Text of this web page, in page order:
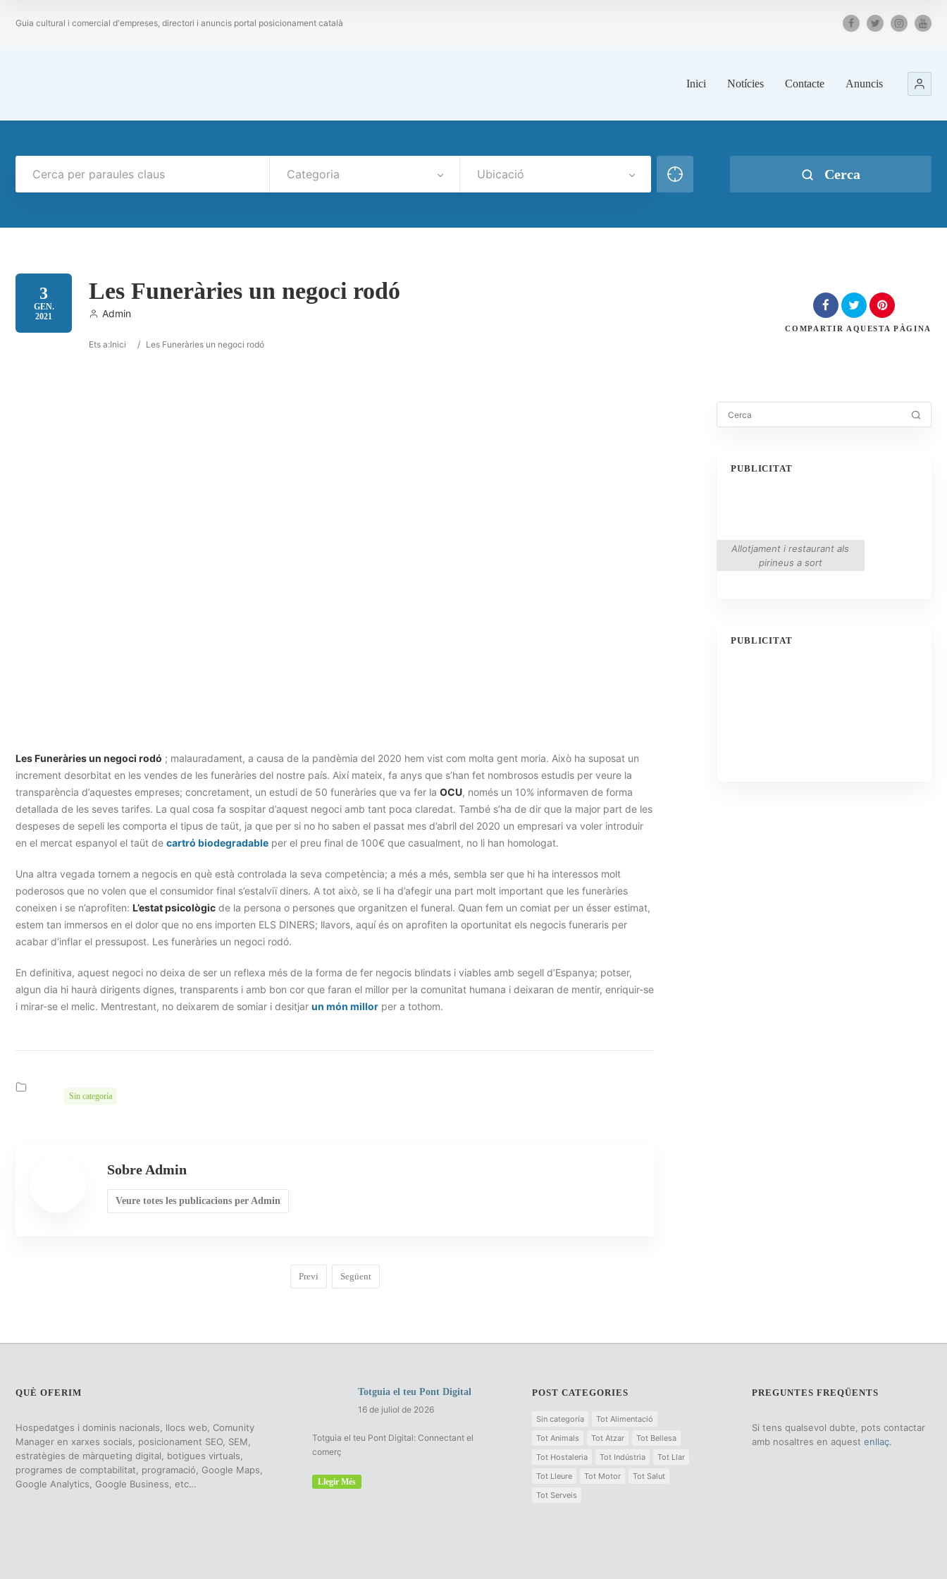
Guia cultural i comercial d'empreses, directori i anuncis portal posicionament català
Inici Notícies Contacte Anuncis
Categoria Ubicació Cerca
3
GEN.
2021
Les Funeràries un negoci rodó
Admin
Ets a:Inici / Les Funeràries un negoci rodó
COMPARTIR AQUESTA PÀGINA
Les Funeràries un negoci rodó ; malauradament, a causa de la pandèmia del 2020 hem vist com molta gent moria. Això ha suposat un
increment desorbitat en les vendes de les funeràries del nostre país. Així mateix, fa anys que s’han fet nombrosos estudis per veure la
transparència d’aquestes empreses; concretament, un estudi de 50 funeràries que va fer la OCU, només un 10% informaven de forma
detallada de les seves tarifes. La qual cosa fa sospitar d’aquest negoci amb tant poca claredat. També s’ha de dir que la major part de les
despeses de sepeli les comporta el tipus de taüt, ja que per si no ho saben el passat mes d’abril del 2020 un empresari va voler introduir
en el mercat espanyol el taüt de cartró biodegradable per el preu final de 100€ que casualment, no li han homologat.
Una altra vegada tornem a negocis en què està controlada la seva competència; a més a més, sembla ser que hi ha interessos molt
poderosos que no volen que el consumidor final s’estalviï diners. A tot això, se li ha d’afegir una part molt important que les funeràries
coneixen i se n’aprofiten: L’estat psicològic de la persona o persones que organitzen el funeral. Quan fem un comiat per un ésser estimat,
estem tan immersos en el dolor que no ens importen ELS DINERS; llavors, aquí és on aprofiten la oportunitat els negocis funeraris per
acabar d’inflar el pressupost. Les funeràries un negoci rodó.
En definitiva, aquest negoci no deixa de ser un reflexa més de la forma de fer negocis blindats i viables amb segell d’Espanya; potser,
algun dia hi haurà dirigents dignes, transparents i amb bon cor que faran el millor per la comunitat humana i deixaran de mentir, enriquir-se
i mirar-se el melic. Mentrestant, no deixarem de somiar i desitjar un món millor per a tothom.
Sin categoría
Sobre Admin
Veure totes les publicacions per Admin
Previ Següent
PUBLICITAT
Allotjament i restaurant als
pirineus a sort
PUBLICITAT
QUÈ OFERIM
Hospedatges i dominis nacionals, llocs web, Comunity
Manager en xarxes socials, posicionament SEO, SEM,
estratègies de màrqueting digital, botigues virtuals,
programes de comptabilitat, programació, Google Maps,
Google Analytics, Google Business, etc…
Totguia el teu Pont Digital
16 de juliol de 2026
Totguia el teu Pont Digital: Connectant el
comerç
Llegir Més
POST CATEGORIES
Sin categoría
Tot Alimentació
Tot Animals
Tot Atzar
Tot Bellesa
Tot Hostaleria
Tot Indústria
Tot Llar
Tot Lleure
Tot Motor
Tot Salut
Tot Serveis
PREGUNTES FREQÜENTS
Si tens qualsevol dubte, pots contactar
amb nosaltres en aquest enllaç.